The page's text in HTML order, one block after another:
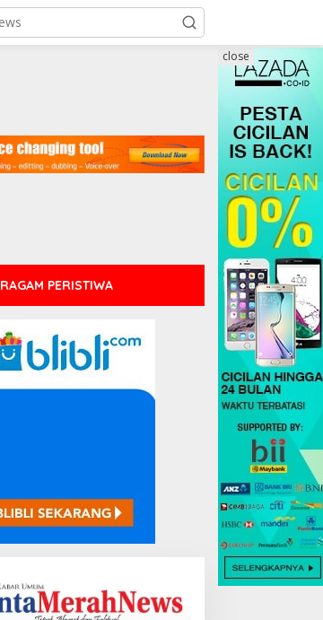
RAGAM PERISTIWA
close